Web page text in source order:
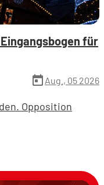
für
today Aug., 05 2026
Opposition